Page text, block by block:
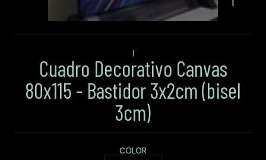
|
Cuadro Decorativo Canvas
80x115 - Bastidor 3x2cm (bisel
3cm)
COLOR